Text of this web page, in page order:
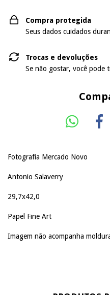
Compra protegida
Seus dados cuidados
Trocas e devoluções
Se não gostar, você pode
Fotografia Mercado Novo
Antonio Salaverry
29,7x42,0
Papel Fine Art
Imagem não acompanha